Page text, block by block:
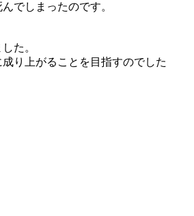
でしまったのです。
た。
り上がることを目指すのでした